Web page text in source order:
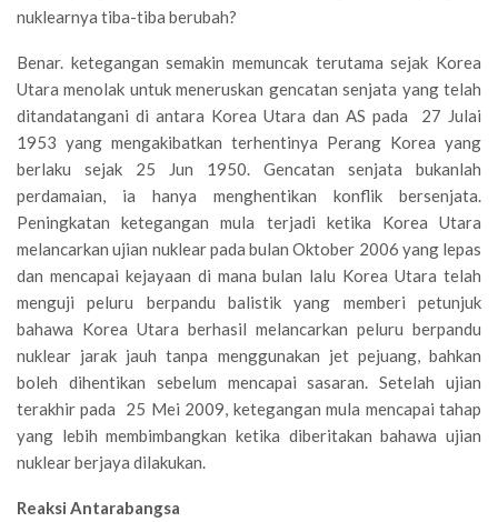
nuklearnya tiba-tiba berubah?
Benar. ketegangan semakin memuncak terutama sejak Korea
Utara menolak untuk meneruskan gencatan senjata yang telah
ditandatangani di antara Korea Utara dan AS pada 27 Julai
1953 yang mengakibatkan terhentinya Perang Korea yang
berlaku sejak 25 Jun 1950. Gencatan senjata bukanlah
perdamaian, ia hanya menghentikan konflik bersenjata.
Peningkatan ketegangan mula terjadi ketika Korea Utara
melancarkan ujian nuklear pada bulan Oktober 2006 yang lepas
dan mencapai kejayaan di mana bulan lalu Korea Utara telah
menguji peluru berpandu balistik yang memberi petunjuk
bahawa Korea Utara berhasil melancarkan peluru berpandu
nuklear jarak jauh tanpa menggunakan jet pejuang, bahkan
boleh dihentikan sebelum mencapai sasaran. Setelah ujian
terakhir pada 25 Mei 2009, ketegangan mula mencapai tahap
yang lebih membimbangkan ketika diberitakan bahawa ujian
nuklear berjaya dilakukan.
Reaksi Antarabangsa